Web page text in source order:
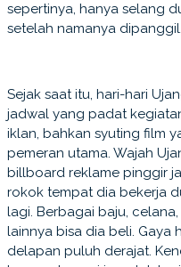
sepertinya, hanya selang
setelah namanya dipanggil.
Sejak saat itu, hari-hari
jadwal yang padat
iklan, bahkan syuting film
pemeran utama. Wajah
billboard reklame pinggir
rokok tempat dia bekerja
lagi. Berbagai baju,
lainnya bisa dia beli. Gaya
delapan puluh derajat.